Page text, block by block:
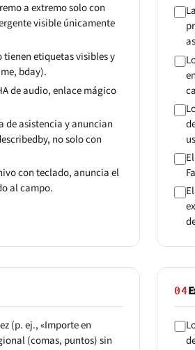
a extremo solo con
visible únicamente
etiquetas visibles y
bday).
de audio, enlace mágico
de asistencia y anuncian
no solo con
con teclado, anuncia el
al campo.
(p. ej., «Importe en
(comas, puntos) sin
04